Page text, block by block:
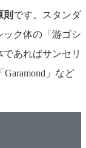
則 です。スタ ンダ
ック体の「游ゴシ
あればサンセリ
」など